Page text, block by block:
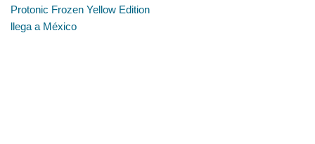
Protonic Frozen Yellow Edition
llega a México